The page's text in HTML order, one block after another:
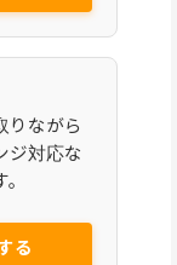
りながら
ジ対応な
る